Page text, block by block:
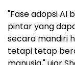
"Fase adopsi AI
pintar yang
secara mandiri
tetapi tetap